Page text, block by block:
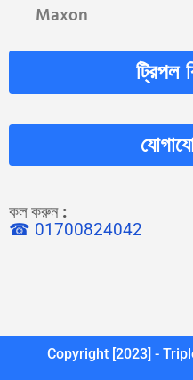
Maxon
ট্রিপল
কল করুন:
☎ 01700824042
Copyright [2023] -